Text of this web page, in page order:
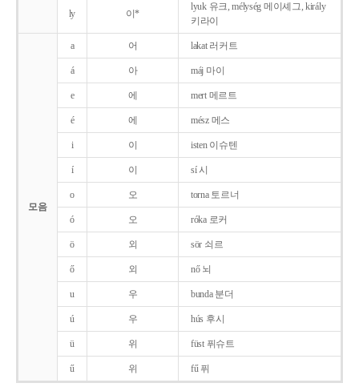
ly 이*
lyuk 유크, mélység 메이셰그, király
키라이
모음
a 어 lakat 러커트
á 아 máj 마이
e 에 mert 메르트
é 에 mész 메스
i 이 isten 이슈텐
í 이 sí 시
o 오 torna 토르너
ó 오 róka 로커
ö 외 sör 쇠르
ő 외 nő 뇌
u 우 bunda 분더
ú 우 hús 후시
ü 위 füst 퓌슈트
ű 위 fű 퓌